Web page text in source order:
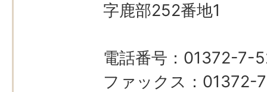
字鹿部252番地1
電話番号：01372-7-
ファックス：01372-